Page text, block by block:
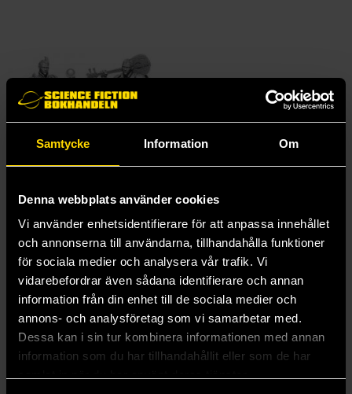
Samtycke Information Om
Denna webbplats använder cookies
Vi använder enhetsidentifierare för att anpassa innehållet
och annonserna till användarna, tillhandahålla funktioner
för sociala medier och analysera vår trafik. Vi
vidarebefordrar även sådana identifierare och annan
information från din enhet till de sociala medier och
annons- och analysföretag som vi samarbetar med.
Dessa kan i sin tur kombinera informationen med annan
information som du har tillhandahållit eller som de har
Wizkids
99 kr
Läs mer
Visa alla delar och format
Mer från Wizkids